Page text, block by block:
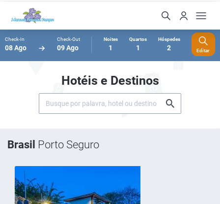
Check-In
08 Ago
Check-Out
09 Ago
Noites
1
Quartos
1
Hóspedes
2 Editar
Hotéis e Destinos
Brasil Porto Seguro